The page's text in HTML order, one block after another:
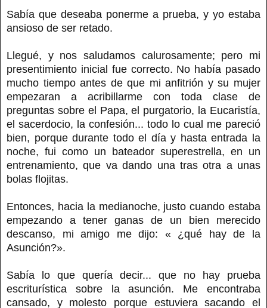
Sabía que deseaba ponerme a prueba, y yo estaba
ansioso de ser retado.
Llegué, y nos saludamos calurosamente; pero mi
presentimiento inicial fue correcto. No había pasado
mucho tiempo antes de que mi anfitrión y su mujer
empezaran a acribillarme con toda clase de
preguntas sobre el Papa, el purgatorio, la Eucaristía,
el sacerdocio, la confesión... todo lo cual me pareció
bien, porque durante todo el día y hasta entrada la
noche, fui como un bateador superestrella, en un
entrenamiento, que va dando una tras otra a unas
bolas flojitas.
Entonces, hacia la medianoche, justo cuando estaba
empezando a tener ganas de un bien merecido
descanso, mi amigo me dijo: « ¿qué hay de la
Asunción?».
Sabía lo que quería decir... que no hay prueba
escriturística sobre la asunción. Me encontraba
cansado, y molesto porque estuviera sacando el